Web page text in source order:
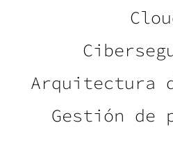
Arquitectura
Gestión de